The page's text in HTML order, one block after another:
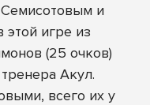
и
игре из
(25 очков)
Акул.
всего их у